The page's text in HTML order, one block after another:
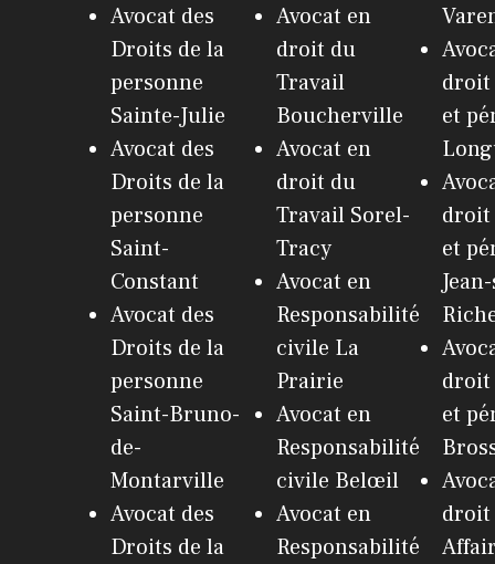
Avocat des
Droits de la
personne
Sainte-Julie
Avocat des
Droits de la
personne
Saint-
Constant
Avocat des
Droits de la
personne
Saint-Bruno-
de-
Montarville
Avocat des
Droits de la
Avocat en
droit du
Travail
Boucherville
Avocat en
droit du
Travail Sorel-
Tracy
Avocat en
Responsabilité
civile La
Prairie
Avocat en
Responsabilité
civile Belœil
Avocat en
Responsabilité
et
et
et
droit